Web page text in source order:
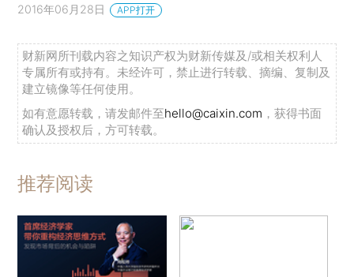
2016年06月28日 APP打开
财新网所刊载内容之知识产权为财新传媒及/或相关权利人
专属所有或持有。未经许可，禁止进行转载、摘编、复制及
建立镜像等任何使用。
如有意愿转载，请发邮件至hello@caixin.com ，获得书面
确认及授权后，方可转载。
推荐阅读